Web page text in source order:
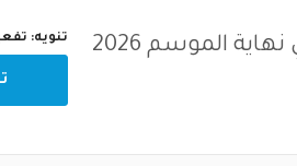
الموسم 2026 تنويه: